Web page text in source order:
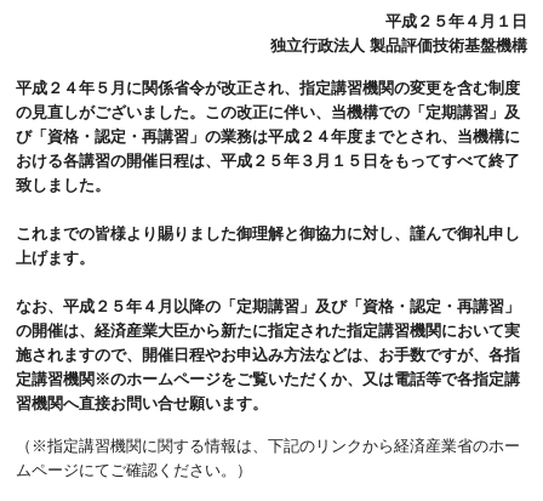
平成２５年４月１日
独立行政法人 製品評価技術基盤機構
平成２４年５月に関係省令が改正され、指定講習機関の変更を含む制度
の見直しがございました。この改正に伴い、当機構での「定期講習」及
び「資格・認定・再講習」の業務は平成２４年度までとされ、当機構に
おける各講習の開催日程は、平成２５年３月１５日をもってすべて終了
致しました。
これまでの皆様より賜りました御理解と御協力に対し、謹んで御礼申し
上げます。
なお、平成２５年４月以降の「定期講習」及び「資格・認定・再講習」
の開催は、経済産業大臣から新たに指定された指定講習機関において実
施されますので、開催日程やお申込み方法などは、お手数ですが、各指
定講習機関※のホームページをご覧いただくか、又は電話等で各指定講
習機関へ直接お問い合せ願います。
（※指定講習機関に関する情報は、下記のリンクから経済産業省のホー
ムページにてご確認ください。）